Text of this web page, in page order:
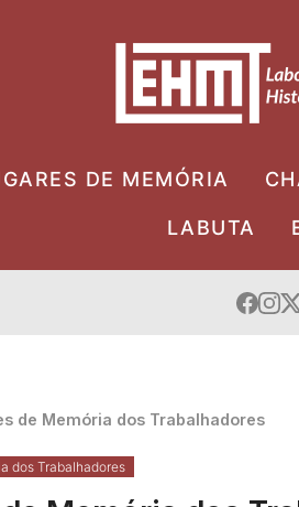
DE MEMÓRIA
LABUTA
de Memória dos Trabalhadores
dos Trabalhadores